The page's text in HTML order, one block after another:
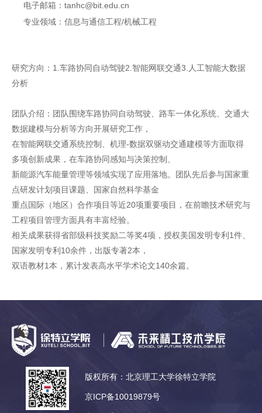
电子邮箱：tanhc@bit.edu.cn
专业领域：信息与通信工程/机械工程
研究方向：1.车路协同自动驾驶2.智能网联交通3.人工智能大数据
分析
团队介绍：团队围绕车路协同自动驾驶、路车一体化系统、交通大
数据建模与分析等方向开展研究工作，
在智能网联交通系统控制、机理-数据双驱动交通建模等方面取得
多项创新成果，在车路协同感知与决策控制、
新能源汽车能量管理等领域实现了应用落地。团队先后参与国家重
点研发计划项目课题、国家自然科学基金
重点国际（地区）合作项目等近20项重要项目，在前瞻技术研究与
工程项目管理方面具有丰富经验。
相关成果获得省部级科技奖励二等奖4项，授权美国发明专利1件、
国家发明专利10余件，出版专著2本，
双语教材1本，累计发表高水平学术论文140余篇。
版权所有：北京理工大学徐特立学院
京ICP备10019879号